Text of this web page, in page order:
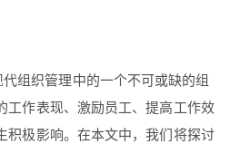
代组织管理中的一个不可或缺的组
工作表现、激励员工、提高工作效
积极影响。在本文中，我们将探讨